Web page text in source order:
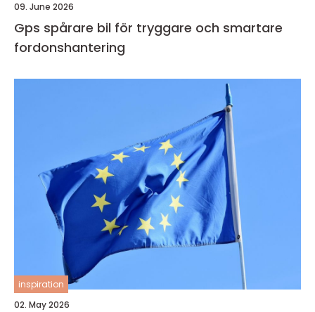
09. June 2026
Gps spårare bil för tryggare och smartare
fordonshantering
inspiration
02. May 2026